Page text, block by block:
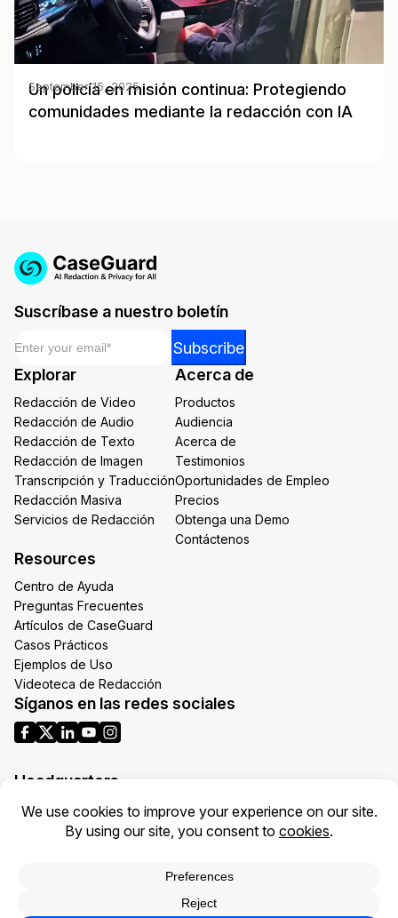
Un policía en misión continua: Protegiendo
comunidades mediante la redacción con IA
September 15, 2025
Suscríbase a nuestro boletín
*
Subscribe
Explorar
Redacción de Video
Redacción de Audio
Redacción de Texto
Redacción de Imagen
Transcripción y Traducción
Redacción Masiva
Servicios de Redacción
Acerca de
Productos
Audiencia
Acerca de
Testimonios
Oportunidades de Empleo
Precios
Obtenga una Demo
Contáctenos
Resources
Centro de Ayuda
Preguntas Frecuentes
Artículos de CaseGuard
Casos Prácticos
Ejemplos de Uso
Videoteca de Redacción
Síganos en las redes sociales
Headquarters
1700 N Moore St Suite 1701
Arlington VA 22209